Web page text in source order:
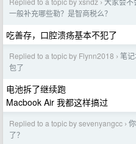
›
一般补充哪些勒？是智商税么？
吃善存，口腔溃疡基本不犯了
Replied to a topic by Flynn2018 › 笔
包了
电池拆了继续跑
Macbook Air 我都这样搞过
Replied to a topic by sevenyangcc ›
了？